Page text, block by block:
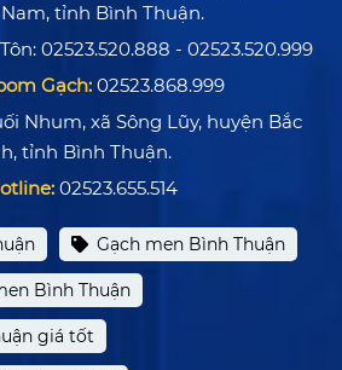
tỉnh Bình Thuận.
02523.520.888 - 02523.520.999
Gạch: 02523.868.999
Nhum, xã Sông Lũy, huyện Bắc
tỉnh Bình Thuận.
02523.655.514
Gạch men Bình Thuận
Bình Thuận
giá tốt